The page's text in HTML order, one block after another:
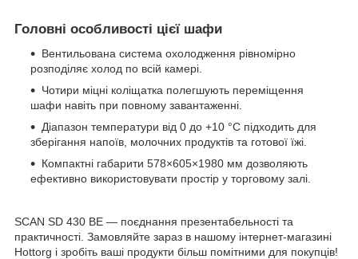
Головні особливості цієї шафи
Вентильована система охолодження рівномірно
розподіляє холод по всій камері.
Чотири міцні коліщатка полегшують переміщення
шафи навіть при повному завантаженні.
Діапазон температури від 0 до +10 °C підходить для
зберігання напоїв, молочних продуктів та готової їжі.
Компактні габарити 578×605×1980 мм дозволяють
ефективно використовувати простір у торговому залі.
SCAN SD 430 BE — поєднання презентабельності та
практичності. Замовляйте зараз в нашому інтернет-магазині
Hottorg і зробіть ваші продукти більш помітними для покупців!